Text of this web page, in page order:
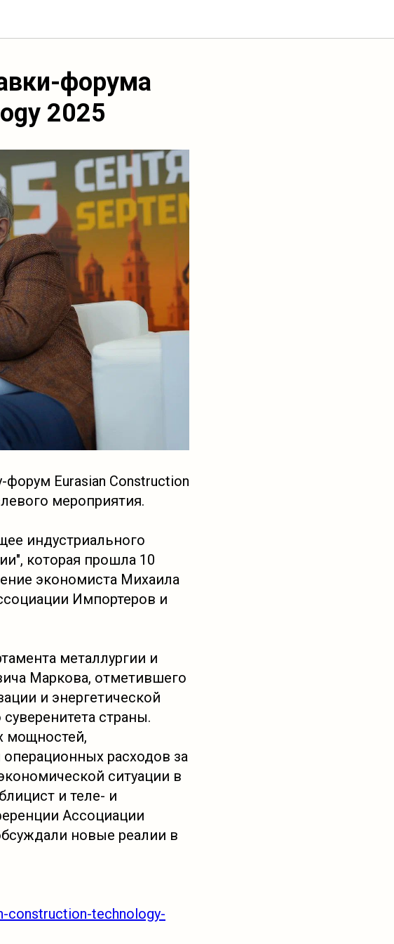
форума
2025
Eurasian Construction
мероприятия.
индустриального
которая прошла 10
экономиста Михаила
Импортеров и
металлургии и
Маркова, отметившего
и энергетической
страны.
мощностей,
расходов за
ситуации в
и теле- и
Ассоциации
новые реалии в
construction-technology-